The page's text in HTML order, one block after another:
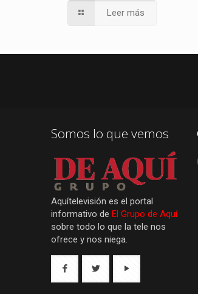
Leer más
Somos lo que vemos
Aquítelevisión es el portal
informativo de El Grupo de Aquí
sobre todo lo que la tele nos
ofrece y nos niega.